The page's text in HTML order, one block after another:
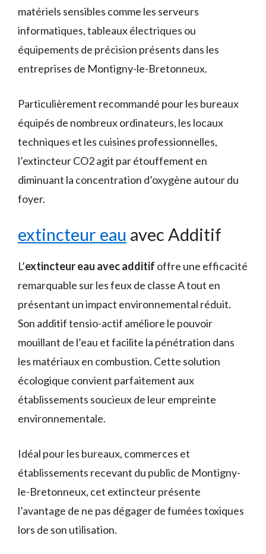
matériels sensibles comme les serveurs
informatiques, tableaux électriques ou
équipements de précision présents dans les
entreprises de Montigny-le-Bretonneux.
Particulièrement recommandé pour les bureaux
équipés de nombreux ordinateurs, les locaux
techniques et les cuisines professionnelles,
l’extincteur CO2 agit par étouffement en
diminuant la concentration d’oxygène autour du
foyer.
extincteur eau avec Additif
L’extincteur eau avec additif offre une efficacité
remarquable sur les feux de classe A tout en
présentant un impact environnemental réduit.
Son additif tensio-actif améliore le pouvoir
mouillant de l’eau et facilite la pénétration dans
les matériaux en combustion. Cette solution
écologique convient parfaitement aux
établissements soucieux de leur empreinte
environnementale.
Idéal pour les bureaux, commerces et
établissements recevant du public de Montigny-
le-Bretonneux, cet extincteur présente
l’avantage de ne pas dégager de fumées toxiques
lors de son utilisation.